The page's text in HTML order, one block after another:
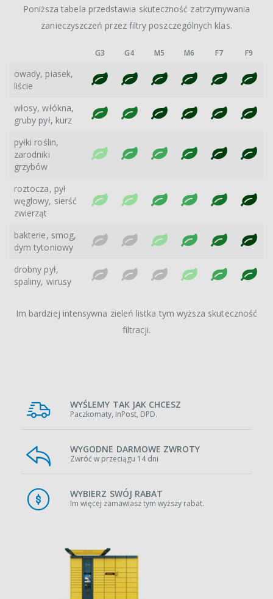
Poniższa tabela przedstawia skuteczność zatrzymywania
zanieczyszczeń przez filtry poszczególnych klas.
G3 G4 M5 M6 F7 F9
owady, piasek,
liście
włosy, włókna,
gruby pył, kurz
pyłki roślin,
zarodniki
grzybów
roztocza, pył
węglowy, sierść
zwierząt
bakterie, smog,
dym tytoniowy
drobny pył,
spaliny, wirusy
Im bardziej intensywna zieleń listka tym wyższa skuteczność
filtracji.
WYŚLEMY TAK JAK CHCESZ
Paczkomaty, InPost, DPD.
WYGODNE DARMOWE ZWROTY
Zwróć w przeciągu 14 dni
WYBIERZ SWÓJ RABAT
Im więcej zamawiasz tym wyższy rabat.